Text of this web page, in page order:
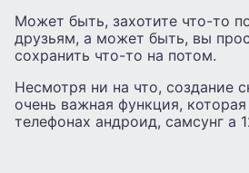
Может быть, захотите что-то
друзьям, а может быть, вы
сохранить что-то на потом.
Несмотря ни на что, создание
очень важная функция,
телефонах андроид, самсунг а